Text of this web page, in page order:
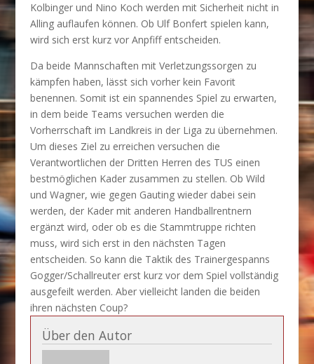
Kolbinger und Nino Koch werden mit Sicherheit nicht in
Alling auflaufen können. Ob Ulf Bonfert spielen kann,
wird sich erst kurz vor Anpfiff entscheiden.
Da beide Mannschaften mit Verletzungssorgen zu
kämpfen haben, lässt sich vorher kein Favorit
benennen. Somit ist ein spannendes Spiel zu erwarten,
in dem beide Teams versuchen werden die
Vorherrschaft im Landkreis in der Liga zu übernehmen.
Um dieses Ziel zu erreichen versuchen die
Verantwortlichen der Dritten Herren des TUS einen
bestmöglichen Kader zusammen zu stellen. Ob Wild
und Wagner, wie gegen Gauting wieder dabei sein
werden, der Kader mit anderen Handballrentnern
ergänzt wird, oder ob es die Stammtruppe richten
muss, wird sich erst in den nächsten Tagen
entscheiden. So kann die Taktik des Trainergespanns
Gogger/Schallreuter erst kurz vor dem Spiel vollständig
ausgefeilt werden. Aber vielleicht landen die beiden
ihren nächsten Coup?
Über den Autor